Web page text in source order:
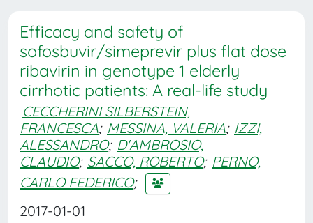
Efficacy and safety of
sofosbuvir/simeprevir plus flat dose
ribavirin in genotype 1 elderly
cirrhotic patients: A real-life study
CECCHERINI SILBERSTEIN,
FRANCESCA; MESSINA, VALERIA; IZZI,
ALESSANDRO; D'AMBROSIO,
CLAUDIO; SACCO, ROBERTO; PERNO,
CARLO FEDERICO;
2017-01-01